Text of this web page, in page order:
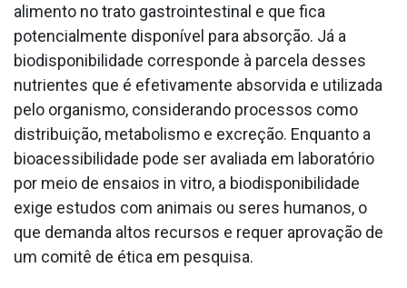
alimento no trato gastrointestinal e que fica
potencialmente disponível para absorção. Já a
biodisponibilidade corresponde à parcela desses
nutrientes que é efetivamente absorvida e utilizada
pelo organismo, considerando processos como
distribuição, metabolismo e excreção. Enquanto a
bioacessibilidade pode ser avaliada em laboratório
por meio de ensaios in vitro, a biodisponibilidade
exige estudos com animais ou seres humanos, o
que demanda altos recursos e requer aprovação de
um comitê de ética em pesquisa.